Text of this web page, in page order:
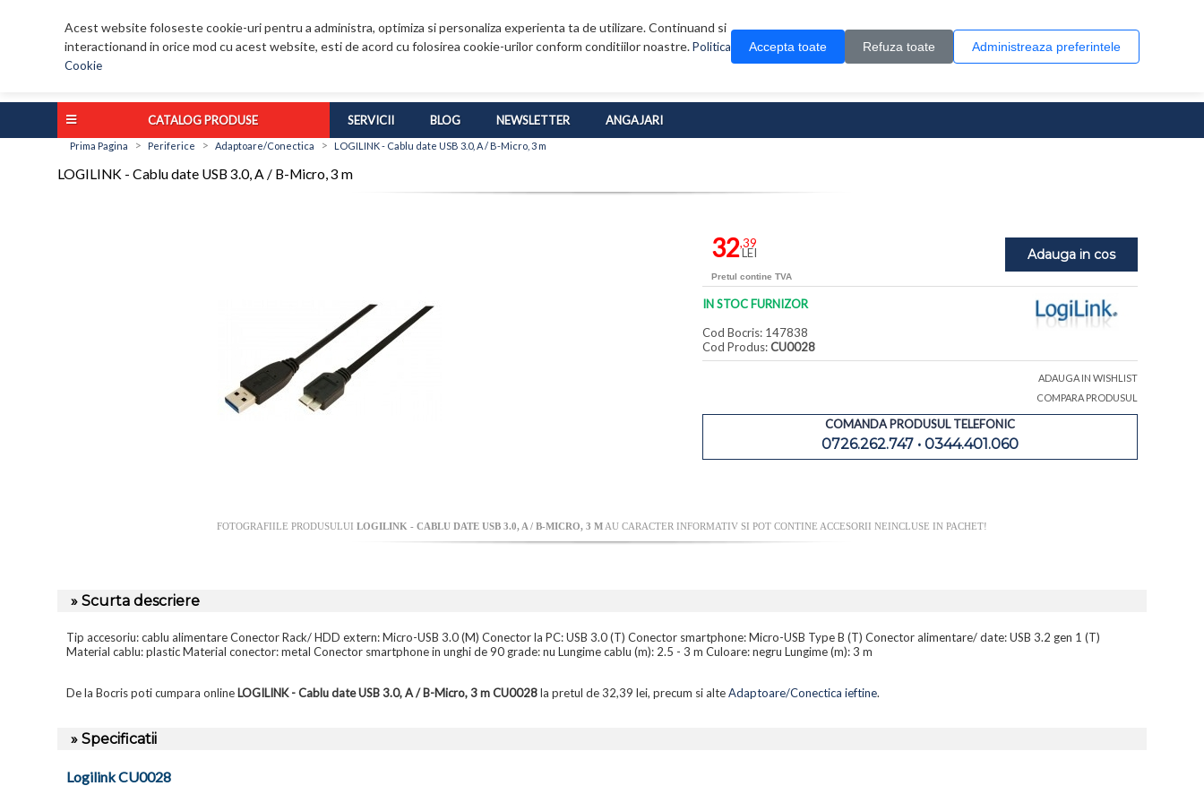
Acest website foloseste cookie-uri pentru a administra, optimiza si personaliza experienta ta de utilizare. Continuand si
interactionand in orice mod cu acest website, esti de acord cu folosirea cookie-urilor conform conditiilor noastre.Politica
Cookie
Accepta toate Refuza toate Administreaza preferintele
0 produs(e)
CATALOG PRODUSE SERVICII BLOG NEWSLETTER ANGAJARI
Prima Pagina > Periferice > Adaptoare/Conectica > LOGILINK - Cablu date USB 3.0, A / B-Micro, 3 m
LOGILINK - Cablu date USB 3.0, A / B-Micro, 3 m
Adauga in cos
32,39
LEI
Pretul contine TVA
IN STOC FURNIZOR
Cod Bocris: 147838
Cod Produs:CU0028
ADAUGA IN WISHLIST
COMPARA PRODUSUL
COMANDA PRODUSUL TELEFONIC
0726.262.747 • 0344.401.060
FOTOGRAFIILE PRODUSULUI LOGILINK - CABLU DATE USB 3.0, A / B-MICRO, 3 MAU CARACTER INFORMATIV SI POT CONTINE ACCESORII NEINCLUSE IN PACHET!
» Scurta descriere
Tip accesoriu: cablu alimentare Conector Rack/ HDD extern: Micro-USB 3.0 (M) Conector la PC: USB 3.0 (T) Conector smartphone: Micro-USB Type B (T) Conector alimentare/ date: USB 3.2 gen 1 (T)
Material cablu: plastic Material conector: metal Conector smartphone in unghi de 90 grade: nu Lungime cablu (m): 2.5 - 3 m Culoare: negru Lungime (m): 3 m
De la Bocris poti cumpara online LOGILINK - Cablu date USB 3.0, A / B-Micro, 3 m CU0028la pretul de 32,39 lei, precum si alteAdaptoare/Conectica ieftine.
» Specificatii
Logilink CU0028